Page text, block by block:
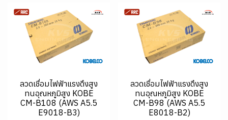
ลวดเชื่อมไฟฟ้าแรงดึงสูง
ทนอุณหภูมิสูง KOBE
CM-B108 (AWS A5.5
E9018-B3)
ลวดเชื่อมไฟฟ้าแรงดึงสูง
ทนอุณหภูมิสูง KOBE
CM-B98 (AWS A5.5
E8018-B2)